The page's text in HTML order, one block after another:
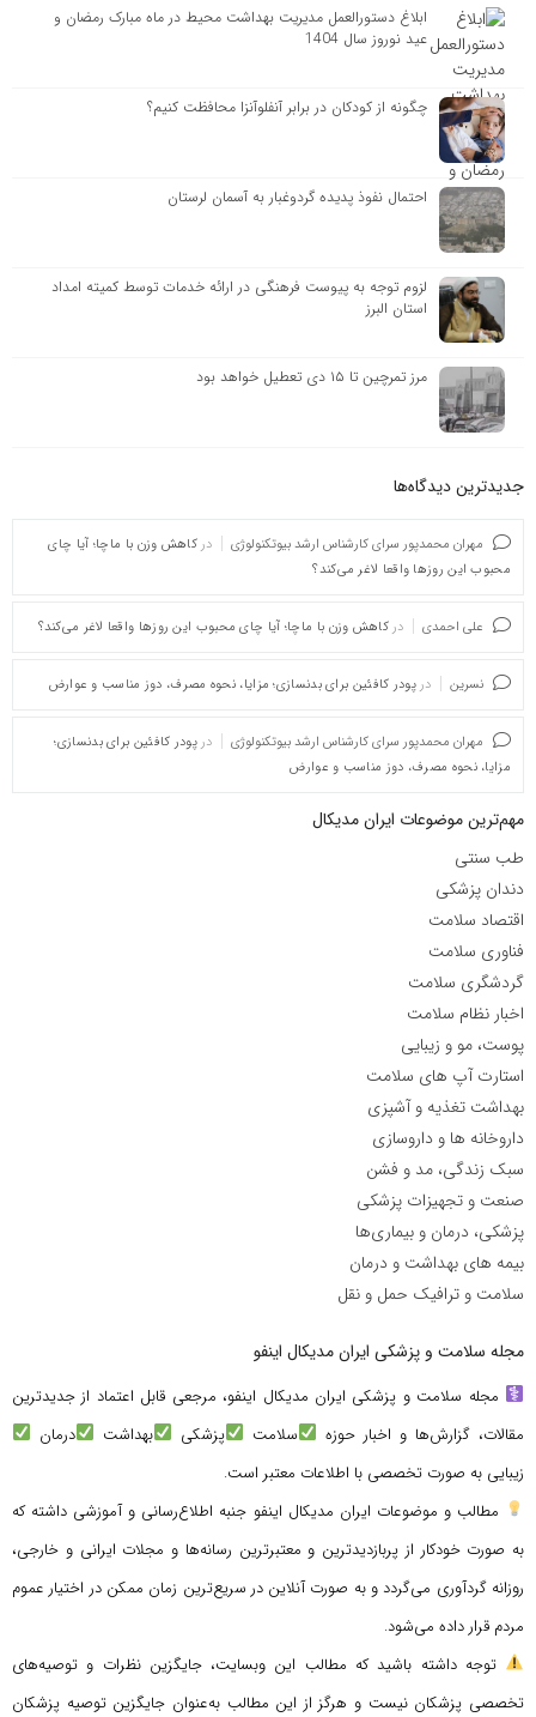
ابلاغ دستورالعمل مدیریت بهداشت محیط در ماه مبارک رمضان و
عید نوروز سال 1404
چگونه از کودکان در برابر آنفلوآنزا محافظت کنیم؟
احتمال نفوذ پدیده گردوغبار به آسمان لرستان
لزوم توجه به پیوست فرهنگی در ارائه خدمات توسط کمیته امداد
استان البرز
مرز تمرچین تا ۱۵ دی تعطیل خواهد بود
جدیدترین دیدگاه‌‌ها
مهران محمدپور سرای کارشناس ارشد بیوتکنولوژی در کاهش وزن با ماچا؛ آیا چای
محبوب این روزها واقعا لاغر می‌کند؟
علی احمدی در کاهش وزن با ماچا؛ آیا چای محبوب این روزها واقعا لاغر می‌کند؟
نسرین در پودر کافئین برای بدنسازی؛ مزایا، نحوه مصرف، دوز مناسب و عوارض
مهران محمدپور سرای کارشناس ارشد بیوتکنولوژی در پودر کافئین برای بدنسازی؛
مزایا، نحوه مصرف، دوز مناسب و عوارض
مهم‌ترین موضوعات ایران مدیکال
طب سنتی
دندان پزشکی
اقتصاد سلامت
فناوری سلامت
گردشگری سلامت
اخبار نظام سلامت
پوست، مو و زیبایی
استارت آپ های سلامت
بهداشت تغذیه و آشپزی
داروخانه ها و داروسازی
سبک زندگی، مد و فشن
صنعت و تجهیزات پزشکی
پزشکی، درمان و بیماری‌ها
بیمه های بهداشت و درمان
سلامت و ترافیک حمل و نقل
مجله سلامت و پزشکی ایران مدیکال اینفو
مجله سلامت و پزشکی ایران مدیکال اینفو، مرجعی قابل اعتماد از جدیدترین
مقالات، گزارش‌ها و اخبار حوزه
سلامت پزشکی بهداشت
درمان
زیبایی به صورت تخصصی با اطلاعات معتبر است.
مطالب و موضوعات ایران مدیکال اینفو جنبه اطلاع‌رسانی و آموزشی داشته که
به صورت خودکار از پربازدیدترین و معتبرترین رسانه‌ها و مجلات ایرانی و خارجی،
روزانه گردآوری می‌گردد و به صورت آنلاین در سریع‌ترین زمان ممکن در اختیار عموم
مردم قرار داده می‌شود.
توجه داشته باشید که مطالب این وبسایت، جایگزین نظرات و توصیه‌های
تخصصی پزشکان نیست و هرگز از این مطالب به‌عنوان جایگزین توصیه پزشکان